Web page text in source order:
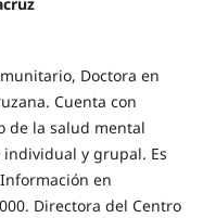
Doctora en
Cuenta con
de la salud mental
y grupal. Es
en
Directora del Centro